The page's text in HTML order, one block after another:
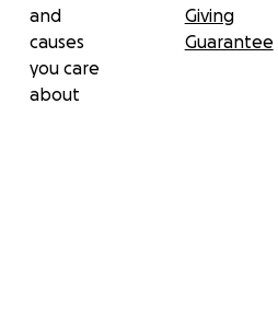
and
causes
you care
about
Giving
Guarantee